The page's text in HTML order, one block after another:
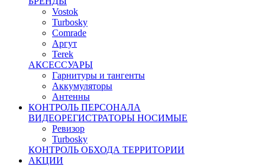
Vostok
Turbosky
Comrade
Аргут
Terek
АКСЕССУАРЫ
Гарнитуры и тангенты
Аккумуляторы
Антенны
КОНТРОЛЬ ПЕРСОНАЛА
ВИДЕОРЕГИСТРАТОРЫ НОСИМЫЕ
Ревизор
Turbosky
КОНТРОЛЬ ОБХОДА ТЕРРИТОРИИ
АКЦИИ